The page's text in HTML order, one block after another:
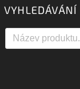
VYHLEDÁVÁNÍ